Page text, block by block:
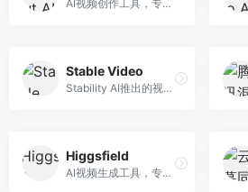
AI视频创作工具，专注于智能剪辑和视频生成。面向视频创作者，提供智能剪辑、视频生成、特效添加等功能，剪辑效率高，适合快节奏内容生产。
Stable Video
Stability AI推出的视频生成模型，开源可部署。面向开发者和专业创作者，支持视频生成、视频编辑等功能，开源生态完善，定制化程度高。
Higgsfield
AI视频生成工具，专注于高质量视频内容创作。面向视频创作者和营销人员，支持文生视频、视频编辑等功能，视频效果逼真，适合商业应用。